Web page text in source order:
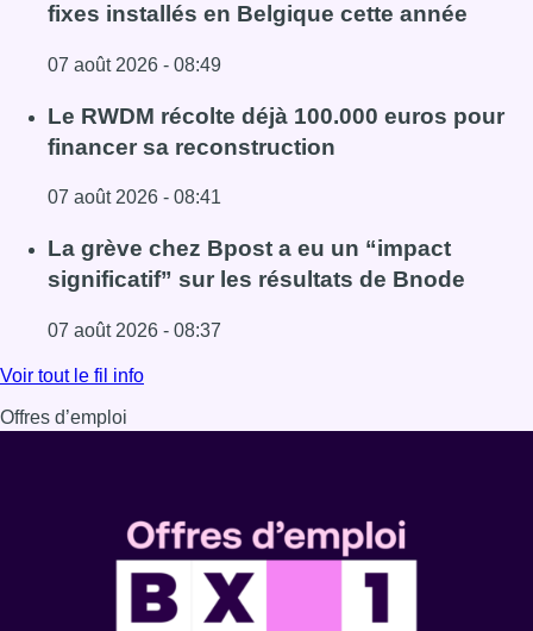
fixes installés en Belgique cette année
07 août 2026 - 08:49
Lire l'article Canicule : un record absolu de climatiseurs
Le RWDM récolte déjà 100.000 euros pour
financer sa reconstruction
07 août 2026 - 08:41
Lire l'article Le RWDM récolte déjà 100.000 euros pour
La grève chez Bpost a eu un “impact
significatif” sur les résultats de Bnode
07 août 2026 - 08:37
Lire l'article La grève chez Bpost a eu un “impact
Voir tout le fil info
Offres d’emploi